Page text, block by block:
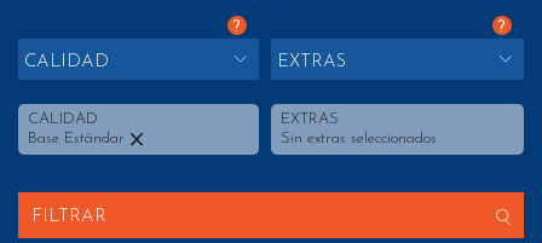
?
CALIDAD
CALIDAD
Base Estándar
?
EXTRAS
EXTRAS
Sin extras seleccionados
FILTRAR